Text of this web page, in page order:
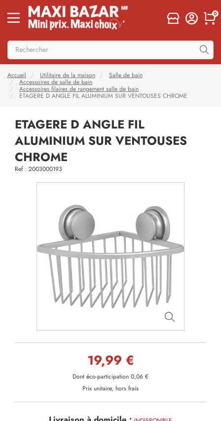
0
Accueil Utilitaire de la maison
Salle de bain
Accessoires de salle de bain
Accessoires filaires de rangement salle de bain
ETAGERE D ANGLE FIL ALUMINIUM SUR VENTOUSES CHROME
ETAGERE D ANGLE FIL
ALUMINIUM SUR VENTOUSES
CHROME
Ref : 2003000193
19,99 €
Dont éco-participation 0,06 €
Prix unitaire, hors frais